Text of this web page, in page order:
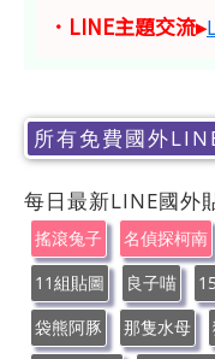
．LINE主題交流▸
所有免費國外
每日最新LINE國外
搖滾兔子 名偵探柯南
11組貼圖
良子喵
袋熊阿豚
那隻水母